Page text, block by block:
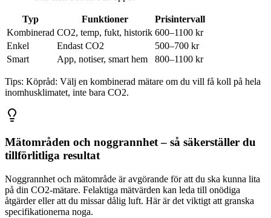
Typ Funktioner
Prisintervall
Kombinerad CO2, temp, fukt, historik 600–1100 kr
Enkel
Endast CO2
500–700 kr
Smart
App, notiser, smart hem 800–1100 kr
Tips: Köpråd: Välj en kombinerad mätare om du vill få koll på hela
inomhusklimatet, inte bara CO2.
Mätområden och noggrannhet – så säkerställer du
tillförlitliga resultat
Noggrannhet och mätområde är avgörande för att du ska kunna lita
på din CO2-mätare. Felaktiga mätvärden kan leda till onödiga
åtgärder eller att du missar dålig luft. Här är det viktigt att granska
specifikationerna noga.